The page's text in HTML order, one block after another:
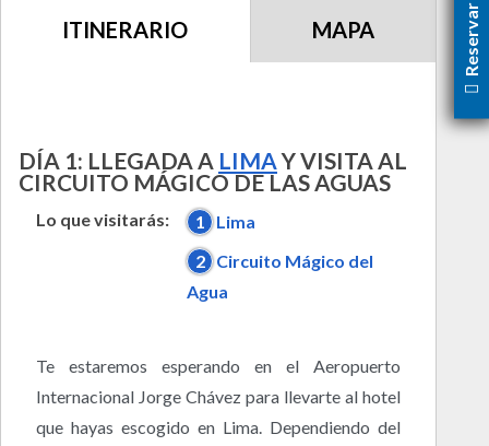
ITINERARIO MAPA
DÍA 1: LLEGADA A LIMAY VISITA AL
CIRCUITO MÁGICO DE LAS AGUAS
Lo que visitarás: 1
Lima
2
Circuito Mágico del
Agua
Te estaremos esperando en el Aeropuerto
Internacional Jorge Chávez para llevarte al hotel
que hayas escogido en Lima. Dependiendo del
Reservar